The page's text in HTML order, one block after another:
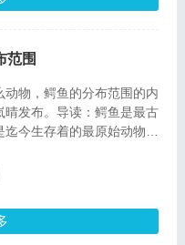
范围
动物，鳄鱼的分布范围的内
晴发布。导读：鳄鱼是最古
今生存着的最原始动物之
真鳄亚目下属动物的统